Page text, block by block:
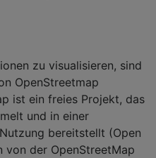
zu visualisieren, sind
OpenStreetmap
ist ein freies Projekt, das
und in einer
bereitstellt (Open
von der OpenStreetMap